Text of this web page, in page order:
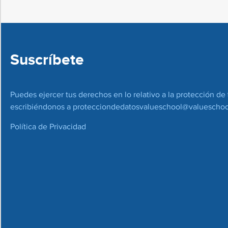
Suscríbete
Puedes ejercer tus derechos en lo relativo a la protección de
escribiéndonos a
Política de Privacidad